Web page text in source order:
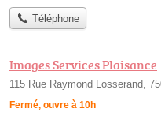
Téléphone
Images Services Plaisance
115 Rue Raymond Losserand,
Fermé, ouvre à 10h